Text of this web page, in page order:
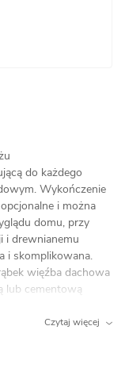
do każdego
Wykończenie
i można
domu, przy
i drewnianemu
i skomplikowana.
więźba dachowa
lub cementową
brama garażowa
Czytaj więcej